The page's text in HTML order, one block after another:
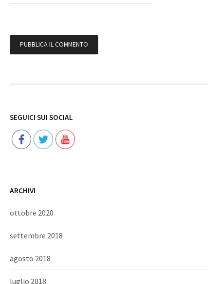
SEGUICI SUI SOCIAL
ARCHIVI
ottobre 2020
settembre 2018
agosto 2018
luglio 2018